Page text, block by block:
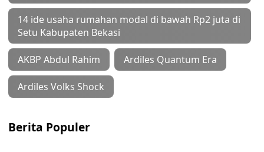
14 ide usaha rumahan modal di bawah Rp2 juta di
Setu Kabupaten Bekasi
AKBP Abdul Rahim Ardiles Quantum Era
Ardiles Volks Shock
Berita Populer